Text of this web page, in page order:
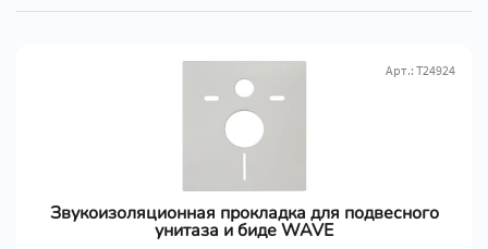
Звукоизоляционная прокладка для подвесного
унитаза и биде WAVE
Арт.: Т24924